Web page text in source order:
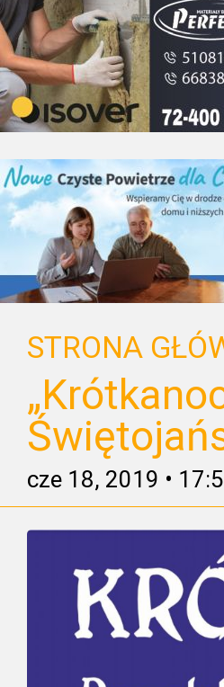
STRONA
cze 18, 2019 •